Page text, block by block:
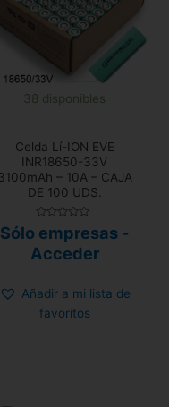
38 disponibles
Celda Lí-ION EVE
INR18650-33V
– 10A – CAJA
DE 100 UDS.
con
0
de
Sólo empresas -
Acceder
Añadir a mi lista de
favoritos